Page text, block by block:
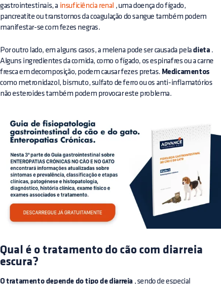
gastrointestinais, a insuficiência renal , uma doença do fígado,
pancreatite ou transtornos da coagulação do sangue também podem
manifestar-se com fezes negras.
Por outro lado, em alguns casos, a melena pode ser causada pela dieta.
Alguns ingredientes da comida, como o fígado, os espinafres ou a carne
fresca em decomposição, podem causar fezes pretas. Medicamentos
como metronidazol, bismuto, sulfato de ferro ou os anti-inflamatórios
não esteroides também podem provocar este problema.
Qual é o tratamento do cão com diarreia
escura?
O tratamento depende do tipo de diarreia , sendo de especial